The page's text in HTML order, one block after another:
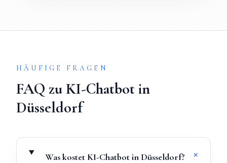
HÄUFIGE FRAGEN
FAQ zuKI-Chatbotin
Düsseldorf
Was kostet KI-Chatbot in Düsseldorf? +